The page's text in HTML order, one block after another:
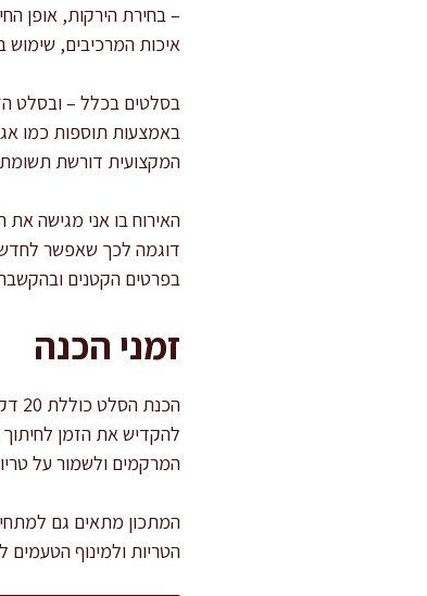
– בחירת הירקות, אופן
איכות המרכיבים, שימוש
בסלטים בכלל – ובסלט
באמצעות תוספות כמו
המקצועית דורשת תשומת
האירוח בו אני מגישה
דוגמה לכך שאפשר
בפרטים הקטנים
זמני הכנה
להקדיש את הזמן
המרקמים ולשמור על
המתכון מתאים גם
הטריות ולמינוף הטעמים